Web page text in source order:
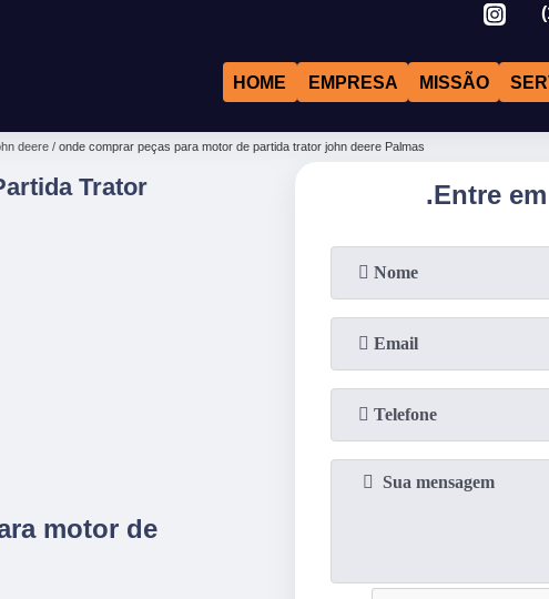
HOME EMPRESA MISSÃO
deere onde comprar peças para motor de partida trator john deere Palmas
Trator
motor de
.Entre